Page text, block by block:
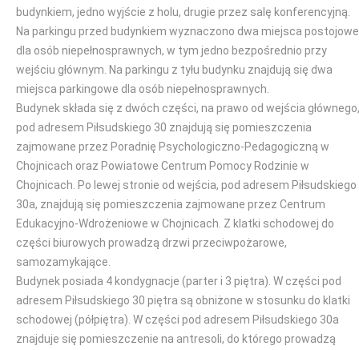
budynkiem, jedno wyjście z holu, drugie przez salę konferencyjną.
Na parkingu przed budynkiem wyznaczono dwa miejsca postojowe
dla osób niepełnosprawnych, w tym jedno bezpośrednio przy
wejściu głównym. Na parkingu z tyłu budynku znajdują się dwa
miejsca parkingowe dla osób niepełnosprawnych.
Budynek składa się z dwóch części, na prawo od wejścia głównego,
pod adresem Piłsudskiego 30 znajdują się pomieszczenia
zajmowane przez Poradnię Psychologiczno-Pedagogiczną w
Chojnicach oraz Powiatowe Centrum Pomocy Rodzinie w
Chojnicach. Po lewej stronie od wejścia, pod adresem Piłsudskiego
30a, znajdują się pomieszczenia zajmowane przez Centrum
Edukacyjno-Wdrożeniowe w Chojnicach. Z klatki schodowej do
części biurowych prowadzą drzwi przeciwpożarowe,
samozamykające.
Budynek posiada 4 kondygnacje (parter i 3 piętra). W części pod
adresem Piłsudskiego 30 piętra są obniżone w stosunku do klatki
schodowej (półpiętra). W części pod adresem Piłsudskiego 30a
znajduje się pomieszczenie na antresoli, do którego prowadzą